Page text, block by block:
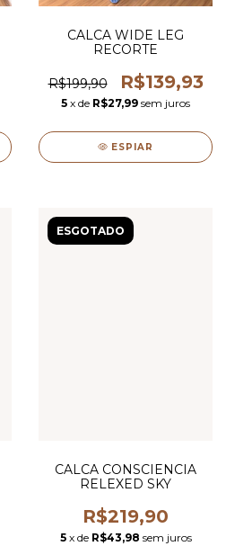
CALCA WIDE LEG
RECORTE
R$199,90 R$139,93
5 x de R$27,99 sem juros
ESPIAR
ESGOTADO
CALCA CONSCIENCIA
RELEXED SKY
R$219,90
5 x de R$43,98 sem juros